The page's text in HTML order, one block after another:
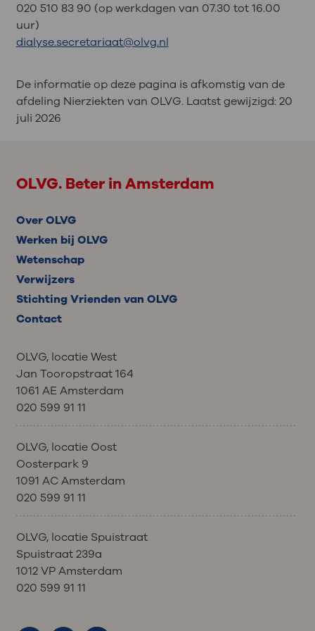
020 510 83 90 (op werkdagen van 07.30 tot 16.00
uur)
dialyse.secretariaat@olvg.nl
De informatie op deze pagina is afkomstig van de
afdeling Nierziekten van OLVG. Laatst gewijzigd:20
juli 2026
OLVG. Beter in Amsterdam
Over OLVG
Werken bij OLVG
Wetenschap
Verwijzers
Stichting Vrienden van OLVG
Contact
OLVG, locatie West
Jan Tooropstraat 164
1061 AE Amsterdam
020 599 91 11
OLVG, locatie Oost
Oosterpark 9
1091 AC Amsterdam
020 599 91 11
OLVG, locatie Spuistraat
Spuistraat 239a
1012 VP Amsterdam
020 599 91 11